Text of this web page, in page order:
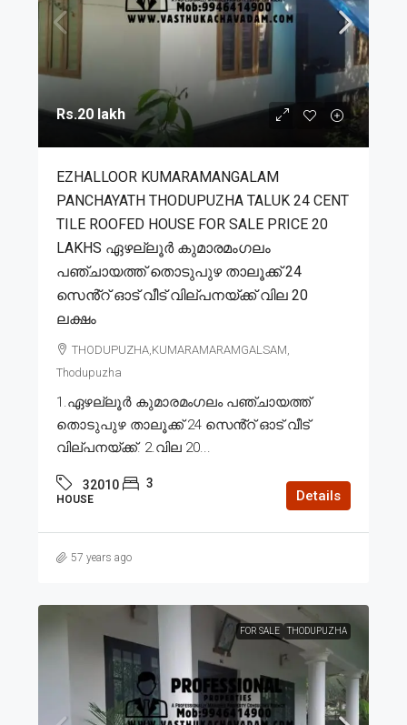
Rs.20 lakh
EZHALLOOR KUMARAMANGALAM
PANCHAYATH THODUPUZHA TALUK 24 CENT
TILE ROOFED HOUSE FOR SALE PRICE 20
LAKHS ഏഴല്ലൂർ കുമാരമംഗലം
പഞ്ചായത്ത് തൊടുപുഴ താലൂക്ക് 24
സെൻ്റ് ഓട് വീട് വില്പനയ്ക്ക് വില 20
ലക്ഷം
THODUPUZHA,KUMARAMARAMGALSAM,
Thodupuzha
1.ഏഴല്ലൂർ കുമാരമംഗലം പഞ്ചായത്ത്
തൊടുപുഴ താലൂക്ക് 24 സെൻ്റ് ഓട് വീട്
വില്പനയ്ക്ക്. 2.വില 20...
32010 3
HOUSE Details
57 years ago
FOR SALE THODUPUZHA